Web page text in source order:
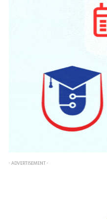
- ADVERTISEMENT -